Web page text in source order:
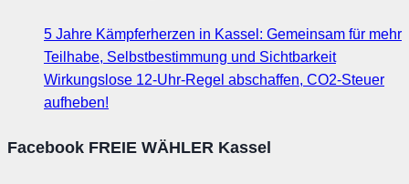
5 Jahre Kämpferherzen in Kassel: Gemeinsam für mehr
Teilhabe, Selbstbestimmung und Sichtbarkeit
Wirkungslose 12-Uhr-Regel abschaffen, CO2-Steuer
aufheben!
Facebook FREIE WÄHLER Kassel